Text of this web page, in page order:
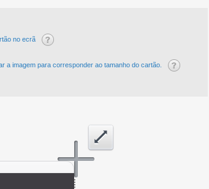
no ecrã
a imagem para corresponder ao tamanho do cartão.